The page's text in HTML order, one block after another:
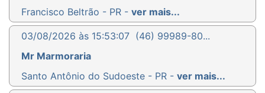
Francisco Beltrão - PR - ver mais...
03/08/2026 às 15:53:07 (46) 99989-80...
Mr Marmoraria
Santo Antônio do Sudoeste - PR - ver mais...